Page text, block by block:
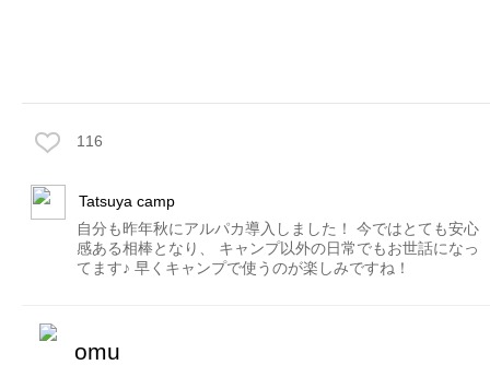
116
Tatsuya camp
自分も昨年秋にアルパカ導入しました！ 今ではとても安心
感ある相棒となり、 キャンプ以外の日常でもお世話になっ
てます♪ 早くキャンプで使うのが楽しみですね！
omu